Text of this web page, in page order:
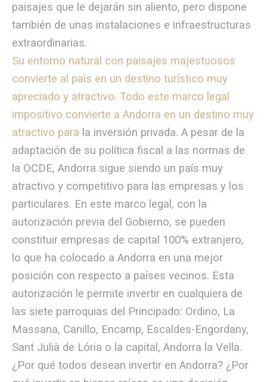
paisajes que le dejarán sin aliento, pero dispone
también de unas instalaciones e infraestructuras
extraordinarias.
Su entorno natural con paisajes majestuosos
convierte al país en un destino turístico muy
apreciado y atractivo. Todo este marco legal
impositivo convierte a Andorra en un destino muy
atractivo para la inversión privada. A pesar de la
adaptación de su política fiscal a las normas de
la OCDE, Andorra sigue siendo un país muy
atractivo y competitivo para las empresas y los
particulares. En este marco legal, con la
autorización previa del Gobierno, se pueden
constituir empresas de capital 100% extranjero,
lo que ha colocado a Andorra en una mejor
posición con respecto a países vecinos. Esta
autorización le permite invertir en cualquiera de
las siete parroquias del Principado: Ordino, La
Massana, Canillo, Encamp, Escaldes-Engordany,
Sant Julià de Lória o la capital, Andorra la Vella.
¿Por qué todos desean invertir en Andorra? ¿Por